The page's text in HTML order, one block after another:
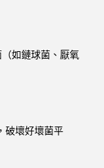
如鏈球菌、厭氧
破壞好壞菌平